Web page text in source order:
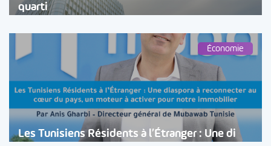
quarti
Économie
Les Tunisiens Résidents à l’Étranger : Une di